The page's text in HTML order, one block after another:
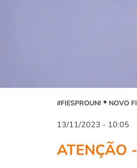
#FIESPROUNI NOVO
13/11/2023 - 10:05
ATENÇÃO